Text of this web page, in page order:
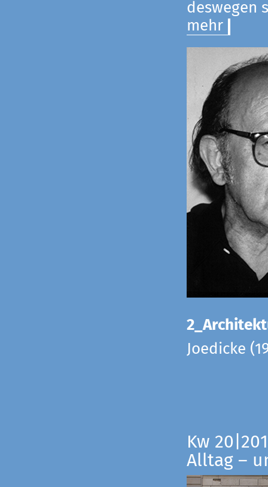
deswegen
mehr
Joedicke
Kw
Alltag –